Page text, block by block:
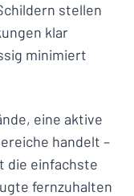
stellen
klar
minimiert
eine aktive
handelt –
die einfachste
fernzuhalten